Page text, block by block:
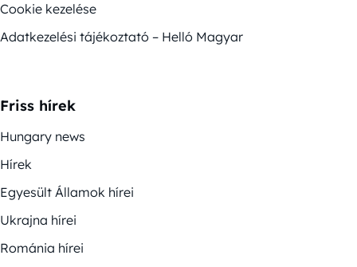
Cookie kezelése
Adatkezelési tájékoztató – Helló Magyar
Friss hírek
Hungary news
Hírek
Egyesült Államok hírei
Ukrajna hírei
Románia hírei